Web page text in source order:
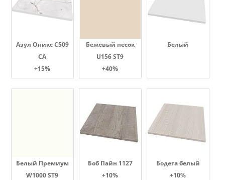
Азул Оникс С509
СА
+15%
Бежевый песок
U156 ST9
+40%
Белый
Белый Премиум
W1000 ST9
Боб Пайн 1127
+10%
Бодега белый
+10%